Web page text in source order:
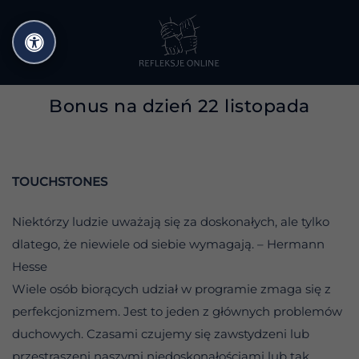
do
treści
Bonus na dzień 22 listopada
TOUCHSTONES
Niektórzy ludzie uważają się za doskonałych, ale tylko
dlatego, że niewiele od siebie wymagają. – Hermann
Hesse
Wiele osób biorących udział w programie zmaga się z
perfekcjonizmem. Jest to jeden z głównych problemów
duchowych. Czasami czujemy się zawstydzeni lub